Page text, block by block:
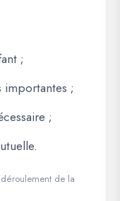
;
importantes ;
;
de la